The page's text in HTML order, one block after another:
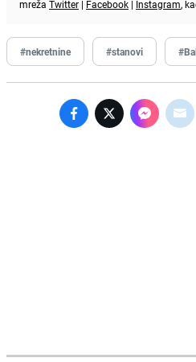
mreža Twitter | Facebook | Instagram,
#nekretnine #stanovi